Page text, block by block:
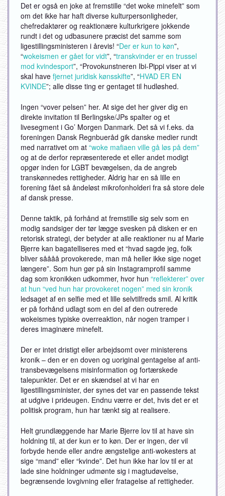
Det er også en joke at fremstille “det woke minefelt” som
om det ikke har haft diverse kulturpersonligheder,
chefredaktører og reaktionære kulturkrigere jokkende
rundt i det og udbasunere præcist det samme som
ligestillingsministeren i årevis! “Der er kun to køn”,
“wokeismen er gået for vidt”, “transkvinder er en trussel
mod kvindesport”, “Provokunstneren Ibi-Pippi viser at vi
skal have fjernet juridisk kønsskifte”, “HVAD ER EN
KVINDE”; alle disse ting er gentaget til hudløshed.
Ingen “vover pelsen” her. At sige det her giver dig en
direkte invitation til Berlingske/JPs spalter og et
livesegment i Go’ Morgen Danmark. Det så vi f.eks. da
foreningen Dansk Regnbueråd gik danske medier rundt
med narrativet om at“woke mafiaen ville gå løs på dem”
og at de derfor repræsenterede et eller andet modigt
opgør inden for LGBT bevægelsen, da de angreb
transkønnedes rettigheder. Aldrig har en så lille en
forening fået så åndeløst mikrofonholderi fra så store dele
af dansk presse.
Denne taktik, på forhånd at fremstille sig selv som en
modig sandsiger der tør lægge svesken på disken er en
retorisk strategi, der betyder at alle reaktioner nu af Marie
Bjerre kan bagatelliseres med et “hvad sagde jeg, folk
bliver såååå provokerede, man må heller ikke sige noget
længere”. Som hun gør på sin Instagramprofil samme
dag som kronikken udkommer, hvor hun “reflekterer” over
at hun “ved hun har provokeret nogen” med sin kronik
ledsaget af en selfie med et lille selvtilfreds smil. Al kritik
er på forhånd udlagt som en del af den outrerede
wokeismes typiske overreaktion, når nogen tramper i
deres imaginære minefelt.
Der er intet dristigt eller arbejdsomt over ministerens
kronik – den er en doven og uoriginal gentagelse af anti-
transbevægelsens misinformation og fortærskede
talepunkter. Det er en skændsel at vi har en
ligestillingsminister, der synes det var en passende tekst
at udgive i prideugen. Endnu værre er det, hvis det er et
politisk program, hun har tænkt sig at realisere.
Helt grundlæggende har Marie Bjerre lov til at have sin
holdning til, at der kun er to køn. Der er ingen, der vil
forbyde hende eller andre ængstelige anti-wokesters at
sige “mand” eller “kvinde”. Det hun ikke har lov til er at
lade sine holdninger udmønte sig i magtudøvelse,
begrænsende lovgivning eller fratagelse af rettigheder.